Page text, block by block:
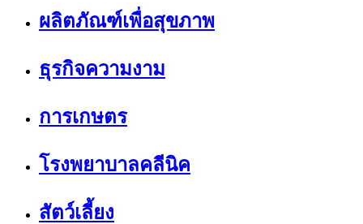
ผลิตภัณฑ์เพื่อสุขภาพ
ธุรกิจความงาม
การเกษตร
โรงพยาบาลคลีนิค
สัตว์เลี้ยง